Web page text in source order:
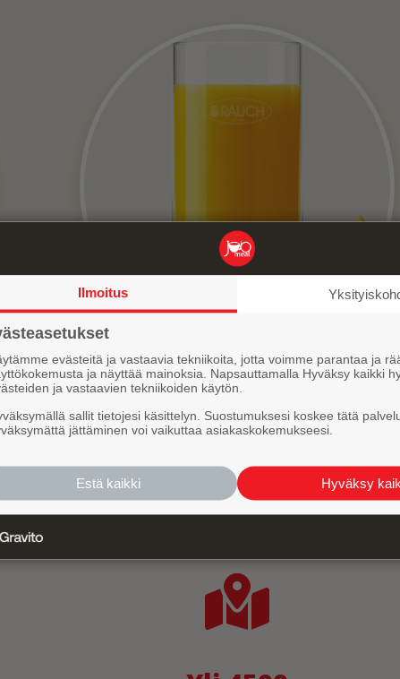
Virvoitusjuomavero nousi
1.4.2026 – Näin hillitset
mehukustannuksia
Ilmoitus
evästeitä ja vastaavia tekniikoita, jotta voimme parantaa ja
ja näyttää mainoksia. Napsauttamalla Hyväksy kaikki
ja vastaavien tekniikoiden käytön.
sallit tietojesi käsittelyn. Suostumuksesi koskee tätä
jättäminen voi vaikuttaa asiakaskokemukseesi.
Hyväksy
Estä kaikki